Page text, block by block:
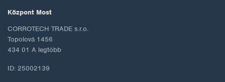
Központ Most
CORROTECH TRADE s.r.o.
Topolová 1456
434 01 A legtöbb
ID: 25002139